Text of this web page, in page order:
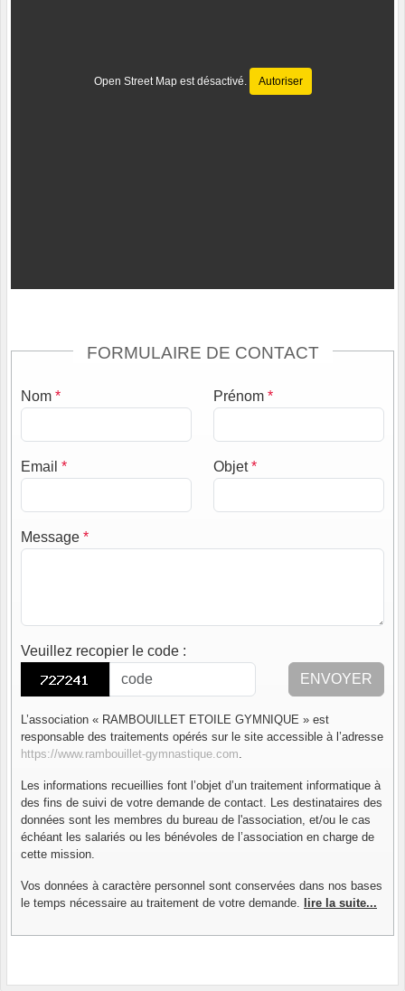
Open Street Map est désactivé. Autoriser
FORMULAIRE DE CONTACT
Nom * Prénom *
Email * Objet*
Message *
Veuillez recopier le code :
ENVOYER
L’association « RAMBOUILLET ETOILE GYMNIQUE » est
responsable des traitements opérés sur le site accessible à l’adresse
https://www.rambouillet-gymnastique.com.
Les informations recueillies font l’objet d’un traitement informatique à
des fins de suivi de votre demande de contact. Les destinataires des
données sont les membres du bureau de l'association, et/ou le cas
échéant les salariés ou les bénévoles de l’association en charge de
cette mission.
Vos données à caractère personnel sont conservées dans nos bases
le temps nécessaire au traitement de votre demande.
lire la suite...